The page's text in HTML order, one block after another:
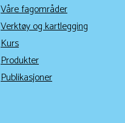
Våre fagområder
Verktøy og kartlegging
Kurs
Produkter
Publikasjoner